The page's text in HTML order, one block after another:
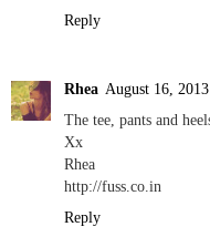
Reply
Rhea August 16,
The tee, pants and
Xx
Rhea
http://fuss.co.in
Reply